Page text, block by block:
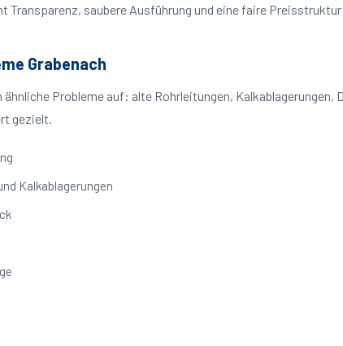
Transparenz, saubere Ausführung und eine faire
Grabenach
ähnliche Probleme auf: alte Rohrleitungen,
gezielt.
Kalkablagerungen